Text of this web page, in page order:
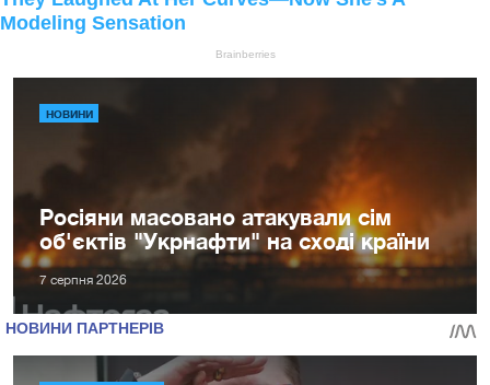
НОВИНИ
Росіяни масовано атакували сім
об'єктів "Укрнафти" на сході країни
7 серпня 2026